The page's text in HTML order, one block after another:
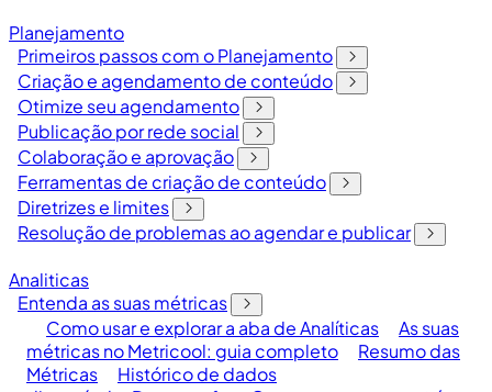
Planejamento
Primeiros passos com o Planejamento
Criação e agendamento de conteúdo
Otimize seu agendamento
Publicação por rede social
Colaboração e aprovação
Ferramentas de criação de conteúdo
Diretrizes e limites
Resolução de problemas ao agendar e publicar
Analiticas
Entenda as suas métricas
Como usar e explorar a aba de Analíticas
As suas
métricas no Metricool: guia completo
Resumo das
Métricas
Histórico de dados